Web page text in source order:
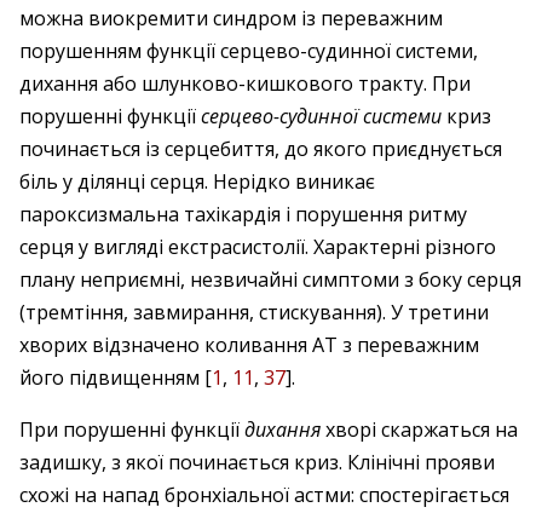
можна виокремити синдром із переважним
порушенням функції серцево-судинної системи,
дихання або шлунково-кишкового тракту. При
порушенні функціїсерцево-судинної системи криз
починається із серцебиття, до якого приєднується
біль у ділянці серця. Нерідко виникає
пароксизмальна тахікардія і порушення ритму
серця у вигляді екстрасистолії. Характерні різного
плану неприємні, незвичайні симптоми з боку серця
(тремтіння, завмирання, стискування). У третини
хворих відзначено коливання АТ з переважним
його підвищенням [1, 11, 37].
При порушенні функціїдиханняхворі скаржаться на
задишку, з якої починається криз. Клінічні прояви
схожі на напад бронхіальної астми: спостерігається